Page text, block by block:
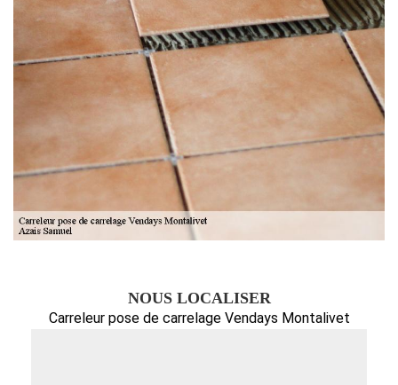
NOUS LOCALISER
Carreleur pose de carrelage Vendays Montalivet